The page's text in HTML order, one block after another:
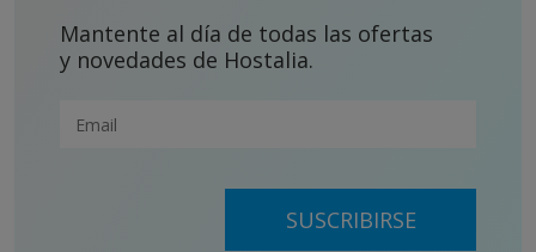
Mantente al día de todas las ofertas
y novedades de Hostalia.
SUSCRIBIRSE